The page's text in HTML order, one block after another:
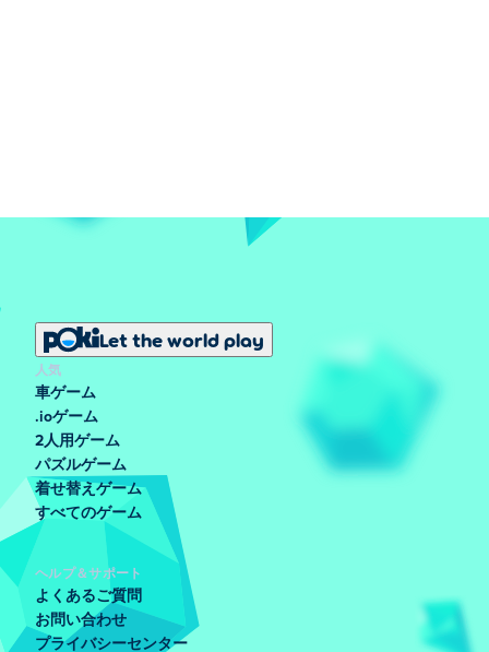
Let the world play
人気
車ゲーム
.ioゲーム
2人用ゲーム
パズルゲーム
着せ替えゲーム
すべてのゲーム
ヘルプ＆サポート
よくあるご質問
お問い合わせ
プライバシーセンター